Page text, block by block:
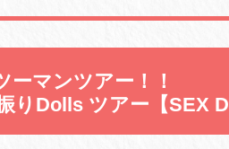
ーマンツアー！！
りDolls ツアー【SEX